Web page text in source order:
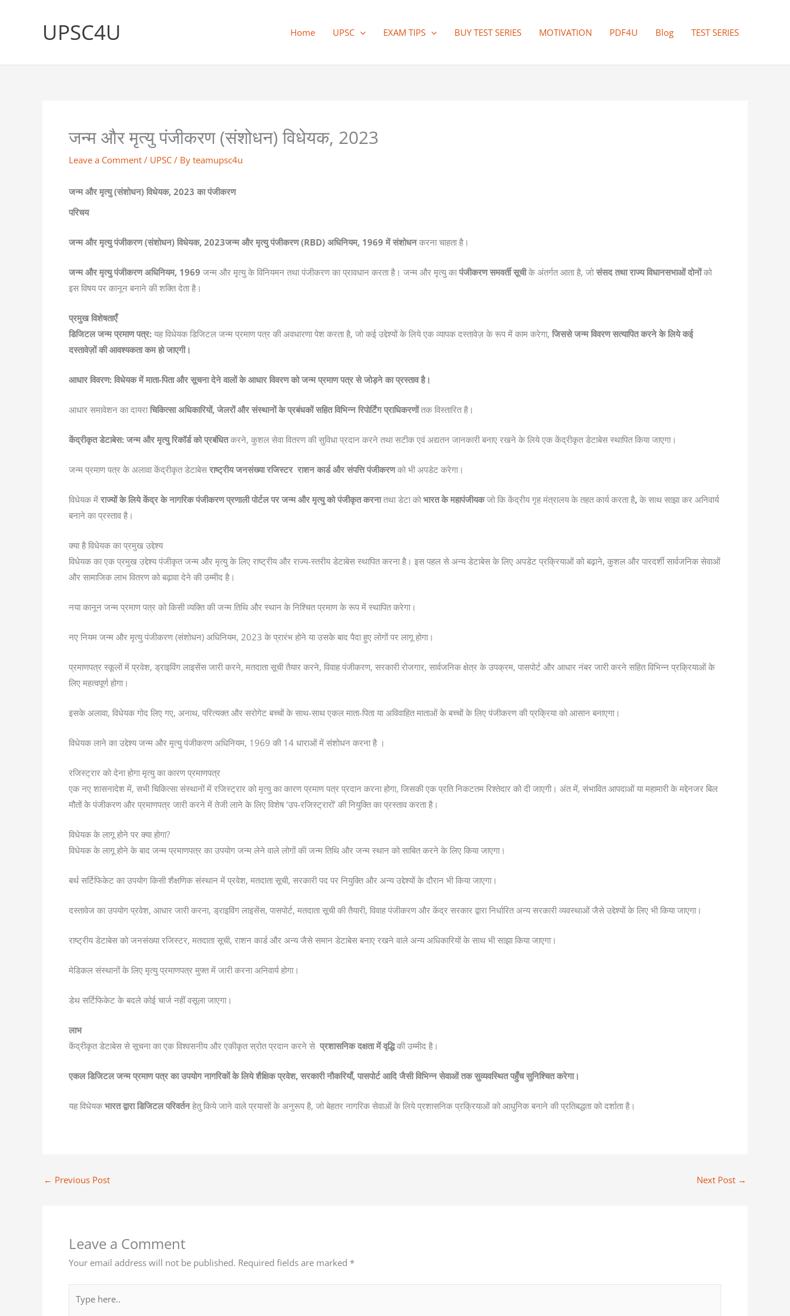
UPSC4U Home UPSC EXAM TIPS BUY TEST SERIES MOTIVATION PDF4U Blog TEST SERIES
जन्म और मृत्यु पंजीकरण (संशोधन) विधेयक, 2023
Leave a Comment / UPSC / By teamupsc4u
जन्म और मृत्यु (संशोधन) विधेयक, 2023 का पंजीकरण
परिचय
जन्म और मृत्यु पंजीकरण (संशोधन) विधेयक, 2023जन्म और मृत्यु पंजीकरण (RBD) अधिनियम, 1969 में संशोधनकरना चाहता है।
जन्म और मृत्यु पंजीकरण अधिनियम, 1969 जन्म और मृत्यु के विनियमन तथा पंजीकरण का प्रावधान करता है। जन्म और मृत्यु कापंजीकरण समवर्ती सूचीके अंतर्गत आता है, जोसंसद तथा राज्य विधानसभाओं दोनोंको
इस विषय पर कानून बनाने की शक्ति देता है।
प्रमुख विशेषताएँ
डिजिटल जन्म प्रमाण पत्र: यह विधेयक डिजिटल जन्म प्रमाण पत्र की अवधारणा पेश करता है, जो कई उद्देश्यों के लिये एक व्यापक दस्तावेज़ के रूप में काम करेगा, जिससे जन्म विवरण सत्यापित करने के लिये कई
दस्तावेज़ों की आवश्यकता कम हो जाएगी।
आधार विवरण: विधेयक में माता-पिता और सूचना देने वालों के आधार विवरण को जन्म प्रमाण पत्र से जोड़ने का प्रस्ताव है।
आधार समावेशन का दायराचिकित्सा अधिकारियों, जेलरों और संस्थानों के प्रबंधकों सहित विभिन्न रिपोर्टिंग प्राधिकरणोंतक विस्तारित है।
केंद्रीकृत डेटाबेस: जन्म और मृत्यु रिकॉर्ड को प्रबंधितकरने, कुशल सेवा वितरण की सुविधा प्रदान करने तथा सटीक एवं अद्यतन जानकारी बनाए रखने के लिये एक केंद्रीकृत डेटाबेस स्थापित किया जाएगा।
जन्म प्रमाण पत्र के अलावा केंद्रीकृत डेटाबेस राष्ट्रीय जनसंख्या रजिस्टर राशन कार्ड और संपत्ति पंजीकरणको भी अपडेट करेगा।
विधेयक में राज्यों के लिये केंद्र के नागरिक पंजीकरण प्रणाली पोर्टल पर जन्म और मृत्यु को पंजीकृत करनातथा डेटा कोभारत के महापंजीयकजो कि केंद्रीय गृह मंत्रालय के तहत कार्य करता है, के साथ साझा कर अनिवार्य
बनाने का प्रस्ताव है।
क्या है विधेयक का प्रमुख उद्देश्य
विधेयक का एक प्रमुख उद्देश्य पंजीकृत जन्म और मृत्यु के लिए राष्ट्रीय और राज्य-स्तरीय डेटाबेस स्थापित करना है। इस पहल से अन्य डेटाबेस के लिए अपडेट प्रक्रियाओं को बढ़ाने, कुशल और पारदर्शी सार्वजनिक सेवाओं
और सामाजिक लाभ वितरण को बढ़ावा देने की उम्मीद है।
नया कानून जन्म प्रमाण पत्र को किसी व्यक्ति की जन्म तिथि और स्थान के निश्चित प्रमाण के रूप में स्थापित करेगा।
नए नियम जन्म और मृत्यु पंजीकरण (संशोधन) अधिनियम, 2023 के प्रारंभ होने या उसके बाद पैदा हुए लोगों पर लागू होगा।
प्रमाणपत्र स्कूलों में प्रवेश, ड्राइविंग लाइसेंस जारी करने, मतदाता सूची तैयार करने, विवाह पंजीकरण, सरकारी रोजगार, सार्वजनिक क्षेत्र के उपक्रम, पासपोर्ट और आधार नंबर जारी करने सहित विभिन्न प्रक्रियाओं के
लिए महत्वपूर्ण होगा।
इसके अलावा, विधेयक गोद लिए गए, अनाथ, परित्यक्त और सरोगेट बच्चों के साथ-साथ एकल माता-पिता या अविवाहित माताओं के बच्चों के लिए पंजीकरण की प्रक्रिया को आसान बनाएगा।
विधेयक लाने का उद्देश्य जन्म और मृत्यु पंजीकरण अधिनियम, 1969 की 14 धाराओं में संशोधन करना है ।
रजिस्ट्रार को देना होगा मृत्यु का कारण प्रमाणपत्र
एक नए शासनादेश में, सभी चिकित्सा संस्थानों में रजिस्ट्रार को मृत्यु का कारण प्रमाण पत्र प्रदान करना होगा, जिसकी एक प्रति निकटतम रिश्तेदार को दी जाएगी। अंत में, संभावित आपदाओं या महामारी के मद्देनजर बिल
मौतों के पंजीकरण और प्रमाणपत्र जारी करने में तेजी लाने के लिए विशेष ‘उप-रजिस्ट्रारों’ की नियुक्ति का प्रस्ताव करता है।
विधेयक के लागू होने पर क्या होगा?
विधेयक के लागू होने के बाद जन्म प्रमाणपत्र का उपयोग जन्म लेने वाले लोगों की जन्म तिथि और जन्म स्थान को साबित करने के लिए किया जाएगा।
बर्थ सर्टिफिकेट का उपयोग किसी शैक्षणिक संस्थान में प्रवेश, मतदाता सूची, सरकारी पद पर नियुक्ति और अन्य उद्देश्यों के दौरान भी किया जाएगा।
दस्तावेज का उपयोग प्रवेश, आधार जारी करना, ड्राइविंग लाइसेंस, पासपोर्ट, मतदाता सूची की तैयारी, विवाह पंजीकरण और केंद्र सरकार द्वारा निर्धारित अन्य सरकारी व्यवस्थाओं जैसे उद्देश्यों के लिए भी किया जाएगा।
राष्ट्रीय डेटाबेस को जनसंख्या रजिस्टर, मतदाता सूची, राशन कार्ड और अन्य जैसे समान डेटाबेस बनाए रखने वाले अन्य अधिकारियों के साथ भी साझा किया जाएगा।
मेडिकल संस्थानों के लिए मृत्यु प्रमाणपत्र मुफ्त में जारी करना अनिवार्य होगा।
डेथ सर्टिफिकेट के बदले कोई चार्ज नहीं वसूला जाएगा।
लाभ
केंद्रीकृत डेटाबेस से सूचना का एक विश्वसनीय और एकीकृत स्रोत प्रदान करने से प्रशासनिक दक्षता में वृद्धिकी उम्मीद है।
एकल डिजिटल जन्म प्रमाण पत्र का उपयोग नागरिकों के लिये शैक्षिक प्रवेश, सरकारी नौकरियाँ, पासपोर्ट आदि जैसी विभिन्न सेवाओं तक सुव्यवस्थित पहुँच सुनिश्चित करेगा।
यह विधेयकभारत द्वारा डिजिटल परिवर्तनहेतु किये जाने वाले प्रयासों के अनुरूप है, जो बेहतर नागरिक सेवाओं के लिये प्रशासनिक प्रक्रियाओं को आधुनिक बनाने की प्रतिबद्धता को दर्शाता है।
← Previous Post Next Post →
Leave a Comment
Your email address will not be published. Required fields are marked *
here..